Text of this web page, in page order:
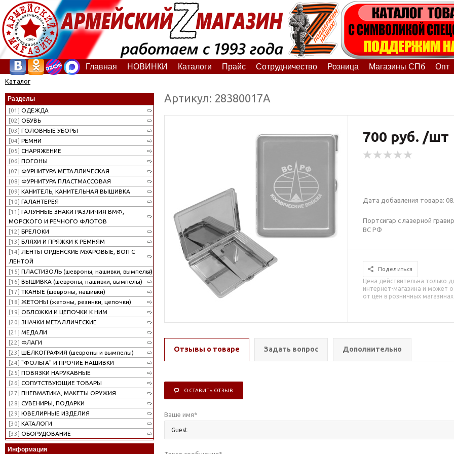
Главная НОВИНКИ Каталоги Прайс Сотрудничество Розница Магазины СПб Опт
Каталог
Разделы
[01] ОДЕЖДА
[02] ОБУВЬ
[03] ГОЛОВНЫЕ УБОРЫ
[04] РЕМНИ
[05] СНАРЯЖЕНИЕ
[06] ПОГОНЫ
[07] ФУРНИТУРА МЕТАЛЛИЧЕСКАЯ
[08] ФУРНИТУРА ПЛАСТМАССОВАЯ
[09] КАНИТЕЛЬ, КАНИТЕЛЬНАЯ ВЫШИВКА
[10] ГАЛАНТЕРЕЯ
[11] ГАЛУННЫЕ ЗНАКИ РАЗЛИЧИЯ ВМФ,
МОРСКОГО И РЕЧНОГО ФЛОТОВ
[12] БРЕЛОКИ
[13] БЛЯХИ И ПРЯЖКИ К РЕМНЯМ
[14] ЛЕНТЫ ОРДЕНСКИЕ МУАРОВЫЕ, ВОП С
ЛЕНТОЙ
[15] ПЛАСТИЗОЛЬ (шевроны, нашивки, вымпелы)
[16] ВЫШИВКА (шевроны, нашивки, вымпелы)
[17] ТКАНЫЕ (шевроны, нашивки)
[18] ЖЕТОНЫ (жетоны, резинки, цепочки)
[19] ОБЛОЖКИ И ЦЕПОЧКИ К НИМ
[20] ЗНАЧКИ МЕТАЛЛИЧЕСКИЕ
[21] МЕДАЛИ
[22] ФЛАГИ
[23] ШЕЛКОГРАФИЯ (шевроны и вымпелы)
[24] "ФОЛЬГА" И ПРОЧИЕ НАШИВКИ
[25] ПОВЯЗКИ НАРУКАВНЫЕ
[26] СОПУТСТВУЮЩИЕ ТОВАРЫ
[27] ПНЕВМАТИКА, МАКЕТЫ ОРУЖИЯ
[28] СУВЕНИРЫ, ПОДАРКИ
[29] ЮВЕЛИРНЫЕ ИЗДЕЛИЯ
[30] КАТАЛОГИ
[33] ОБОРУДОВАНИЕ
Информация
Артикул: 28380017А
700 руб. /шт
Дата добавления товара:
Портсигар с лазерной
ВС РФ
Поделиться
Цена действительна только
интернет-магазина и может
от цен в розничных магазинах
Отзывы о товаре Задать вопрос Дополнительно
ОСТАВИТЬ ОТЗЫВ
Ваше имя*